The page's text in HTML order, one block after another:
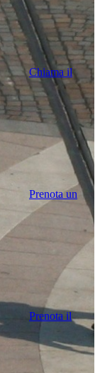
Chiama il
Prenota un
Prenota il